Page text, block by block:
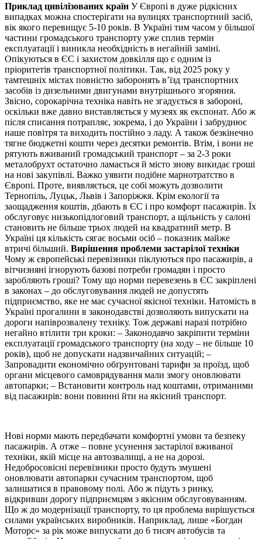
Приклад цивілізованих країн У Європі в дуже рідкісних
випадках можна спостерігати на вулицях транспортний засіб,
вік якого перевищує 5-10 років. В Україні тим часом у більшої
частини громадського транспорту уже сплив термін
експлуатації і виникла необхідність в негайній заміні.
Опікуються в ЄС і захистом довкілля що є одним із
пріоритетів транспортної політики. Так, від 2025 року у
тамтешніх містах повністю заборонять в’їзд транспортних
засобів із дизельними двигунами внутрішнього згоряння.
Звісно, сорокарічна техніка навіть не згадується в забороні,
оскільки вже давно виставляється у музеях як експонат. Або ж
після списання потрапляє, зокрема, і до України і забруднює
наше повітря та виходить постійно з ладу. А також безкінечно
тягне бюджетні кошти через десятки ремонтів. Втім, і вони не
рятують вживаний громадський транспорт – за 2-3 роки
металобрухт остаточно ламається й місто знову викидає гроші
на нові закупівлі. Важко уявити подібне марнотратство в
Європі. Проте, виявляється, це собі можуть дозволити
Тернопіль, Луцьк, Львів і Запоріжжя. Крім екології та
заощадження коштів, дбають в ЄС і про комфорт пасажирів. Їх
обслуговує низькопідлоговий транспорт, а щільність у салоні
становить не більше трьох людей на квадратний метр. В
Україні ця кількість сягає восьми осіб – показник майже
втричі більший. Вирішення проблеми застарілої техніки
Чому ж європейські перевізники піклуються про пасажирів, а
вітчизняні ігнорують базові потреби громадян і просто
заробляють гроші? Тому що норми перевезень в ЄС закріплені
в законах – до обслуговування людей не допустять
підприємство, яке не має сучасної якісної техніки. Натомість в
Україні прогалини в законодавстві дозволяють випускати на
дороги напіврозвалену техніку. Тож державі наразі потрібно
негайно втілити три кроки: – Законодавчо закріпити терміни
експлуатації громадського транспорту (на ходу – не більше 10
років), щоб не допускати надзвичайних ситуацій; –
Запровадити економічно обґрунтовані тарифи за проїзд, щоб
органи місцевого самоврядування мали змогу оновлювати
автопарки; – Встановити контроль над коштами, отриманими
від пасажирів: вони повинні йти на якісний транспорт.
Нові норми мають передбачати комфортні умови та безпеку
пасажирів. А отже – повне усунення застарілої вживаної
техніки, якій місце на автозвалищі, а не на дорозі.
Недобросовісні перевізники просто будуть змушені
оновлювати автопарки сучасним транспортом, щоб
залишатися в правовому полі. Або ж підуть з ринку,
відкривши дорогу підприємцям з якісним обслуговуванням.
Що ж до модернізації транспорту, то ця проблема вирішується
силами українських виробників. Наприклад, лише «Богдан
Моторс» за рік може випускати до 6 тисяч автобусів та